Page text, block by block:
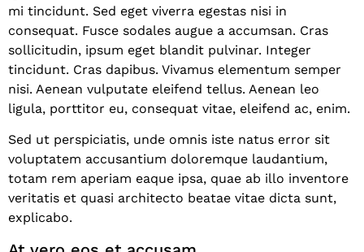
mi tincidunt. Sed eget viverra egestas nisi in
consequat. Fusce sodales augue a accumsan. Cras
sollicitudin, ipsum eget blandit pulvinar. Integer
tincidunt. Cras dapibus. Vivamus elementum semper
nisi. Aenean vulputate eleifend tellus. Aenean leo
ligula, porttitor eu, consequat vitae, eleifend ac, enim.
Sed ut perspiciatis, unde omnis iste natus error sit
voluptatem accusantium doloremque laudantium,
totam rem aperiam eaque ipsa, quae ab illo inventore
veritatis et quasi architecto beatae vitae dicta sunt,
explicabo.